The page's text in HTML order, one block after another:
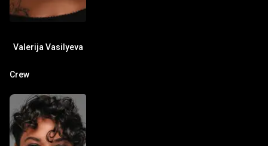
PMUSkills è la piattaforma online di riferimento per la
video professionali, dimostrazioni su modella reale e
consigli tecnici avanzati.Accedi a una libreria in continua
paramedicale. Vuoi di più? Scopri il VideoPass Con il
VideoPass, ottieni l’accesso completo a tutti i video
didattici presentati durante la PMUSkills World Online
Conference.Impara ogni tecnica – dalle sopracciglia
Valerija Vasilyeva
Crew